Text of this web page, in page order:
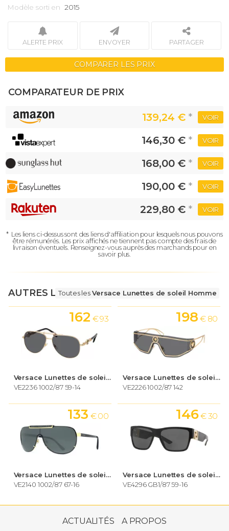
Modèle sorti en 2015
ALERTE PRIX ENVOYER PARTAGER
COMPARER LES PRIX
COMPARATEUR DE PRIX
139,24 € * VOIR
146,30 € * VOIR
168,00 € * VOIR
190,00 € * VOIR
229,80 € * VOIR
* Les liens ci-dessus sont des liens d'affiliation pour lesquels nous pouvons
être rémunérés. Les prix affichés ne tiennent pas compte des frais de
livraison éventuels. Renseignez-vous auprès des marchands pour en
savoir plus.
AUTRES LUNETTES
Toutes lesVersace Lunettes de soleil Homme
Versace Lunettes de soleil Homme
VE2236 1002/87 59-14
162 € 93
Versace Lunettes de soleil Homme
VE2226 1002/87 142
198 € 80
Versace Lunettes de soleil Homme
VE2140 1002/87 67-16
133 € 00
Versace Lunettes de soleil Homme
VE4296 GB1/87 59-16
146 € 30
ACTUALITÉS A PROPOS